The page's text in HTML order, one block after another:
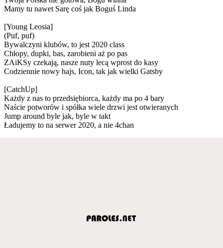
Mamy tu nawet Sarę coś jak Boguś Linda
[Young Leosia]
(Puf, puf)
Bywalczyni klubów, to jest 2020 class
Chłopy, dupki, bas, zarobieni aż po pas
ZAiKSy czekają, nasze nuty lecą wprost do kasy
Codziennie nowy hajs, Icon, tak jak wielki Gatsby
[CatchUp]
Każdy z nas to przedsiębiorca, każdy ma po 4 bary
Naście potworów i spółka wiele drzwi jest otwieranych
Jump around byle jak, byle w takt
Ładujemy to na serwer 2020, a nie 4chan